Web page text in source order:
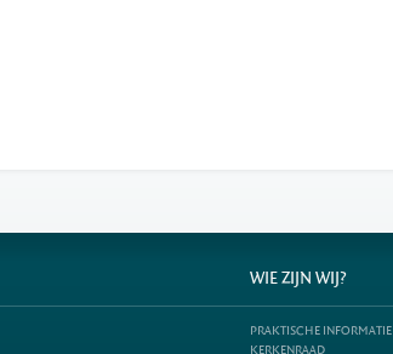
WIE ZIJN WIJ?
PRAKTISCHE INFORMATIE
KERKENRAAD